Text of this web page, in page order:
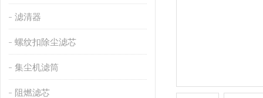
滤清器
螺纹扣除尘滤芯
集尘机滤筒
阻燃滤芯